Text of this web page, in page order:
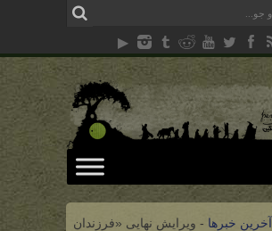
آخرین خبرها - ویرایش نهایی «فرزندان